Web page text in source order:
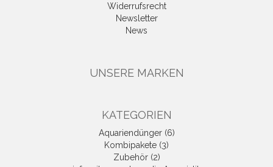
Widerrufsrecht
Newsletter
News
UNSERE MARKEN
KATEGORIEN
Aquariendünger (6)
Kombipakete (3)
Zubehör (2)